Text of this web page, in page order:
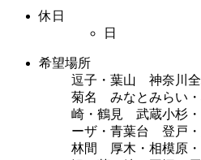
休日
日
希望場所
逗子・葉山 神奈川
菊名 みなとみらい
崎・鶴見 武蔵小杉
ーザ・青葉台 登戸
林間 厚木・相模原